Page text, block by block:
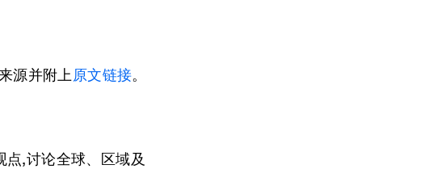
源并附上 原文链接。
,讨论全球、区域及